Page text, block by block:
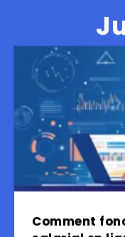
Comment